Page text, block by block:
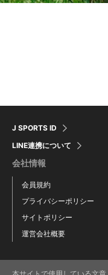
J SPORTS ID
LINE連携について
会社情報
会員規約
プライバシーポリシー
サイトポリシー
運営会社概要